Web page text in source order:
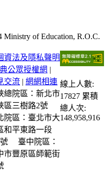
of Education, R.O.C.
資法及隱私聲明
公眾授權網 |
交流 | 網網相連
總院區：新北市
區三樹路2號
院區：臺北市大
和平東路一段
臺中院區：
市豐原區師範街
線上人數:
17827 累積
總人次:
148,958,916